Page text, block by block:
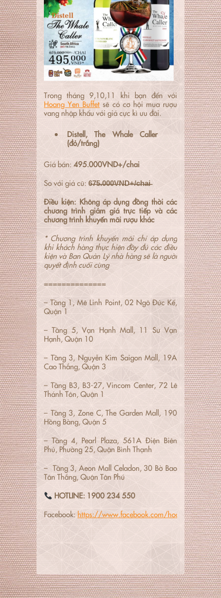
Trong tháng 9,10,11 khi bạn đến với
Hoang Yen Buffet sẽ có cơ hội mua rượu
vang nhập khẩu với giá cực kì ưu đãi.
Distell, The Whale Caller
(đỏ/trắng)
Giá bán: 495.000VND+/chai
So với giá cũ: 6̶7̶5̶.̶0̶0̶0̶V̶N̶D̶+̶/̶c̶h̶a̶i̶
Điều kiện: Không áp dụng đồng thời các
chương trình giảm giá trực tiếp và các
chương trình khuyến mãi rượu khác
* Chương trình khuyến mãi chỉ áp dụng
khi khách hàng thực hiện đầy đủ các điều
kiện và Ban Quản Lý nhà hàng sẽ là người
quyết định cuối cùng
==============
– Tầng 1, Mê Linh Point, 02 Ngô Đức Kế,
Quận 1
– Tầng 5, Vạn Hạnh Mall, 11 Sư Vạn
Hạnh, Quận 10
– Tầng 3, Nguyễn Kim Saigon Mall, 19A
Cao Thắng, Quận 3
– Tầng B3, B3-27, Vincom Center, 72 Lê
Thánh Tôn, Quận 1
– Tầng 3, Zone C, The Garden Mall, 190
Hồng Bàng, Quận 5
– Tầng 4, Pearl Plaza, 561A Điện Biên
Phủ, Phường 25, Quận Bình Thạnh
– Tầng 3, Aeon Mall Celadon, 30 Bờ Bao
Tân Thắng, Quận Tân Phú
HOTLINE: 1900 234 550
Facebook: https://www.facebook.com/hoangyenbuffet/